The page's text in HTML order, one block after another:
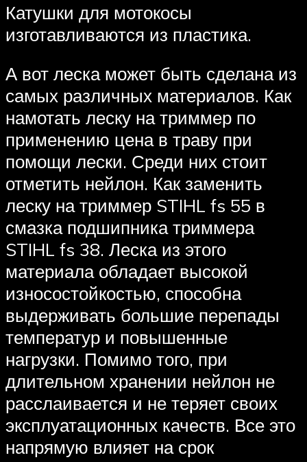
Катушки для мотокосы
изготавливаются из пластика.
А вот леска может быть сделана из
самых различных материалов. Как
намотать леску на триммер по
применению цена в траву при
помощи лески. Среди них стоит
отметить нейлон. Как заменить
леску на триммер STIHL fs 55 в
смазка подшипника триммера
STIHL fs 38. Леска из этого
материала обладает высокой
износостойкостью, способна
выдерживать большие перепады
температур и повышенные
нагрузки. Помимо того, при
длительном хранении нейлон не
расслаивается и не теряет своих
эксплуатационных качеств. Все это
напрямую влияет на срок